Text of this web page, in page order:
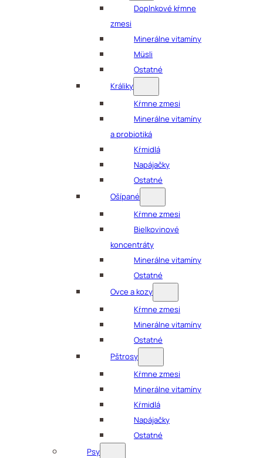
Doplnkové kŕmne
zmesi
Minerálne vitamíny
Müsli
Ostatné
Králiky
Kŕmne zmesi
Minerálne vitamíny
a probiotiká
Kŕmidlá
Napájačky
Ostatné
Ošípané
Kŕmne zmesi
Bielkovinové
koncentráty
Minerálne vitamíny
Ostatné
Ovce a kozy
Kŕmne zmesi
Minerálne vitamíny
Ostatné
Pštrosy
Kŕmne zmesi
Minerálne vitamíny
Kŕmidlá
Napájačky
Ostatné
Psy